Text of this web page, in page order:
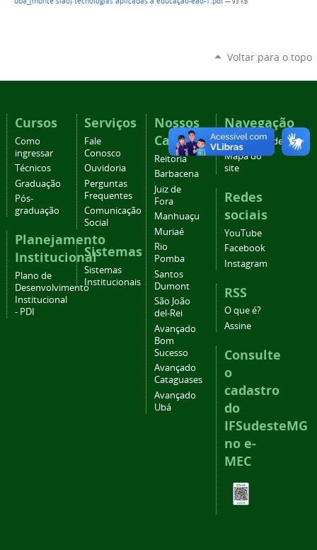
Voltar para o topo
Cursos
Como
ingressar
Técnicos
Graduação
Pós-
graduação
Planejamento
Institucional
Plano de
Desenvolvimento
Institucional
- PDI
Serviços
Fale
Conosco
Ouvidoria
Perguntas
Frequentes
Comunicação
Social
Sistemas
Sistemas
Institucionais
Nossos
Campi
Reitoria
Barbacena
Juiz de
Fora
Manhuaçu
Muriaé
Rio
Pomba
Santos
Dumont
São João
del-Rei
Avançado
Bom
Sucesso
Avançado
Cataguases
Avançado
Ubá
Navegação
Acessibilidade
Mapa do
site
Redes
sociais
YouTube
Facebook
Instagram
RSS
O que é?
Assine
Consulte
o
cadastro
do
IFSudesteMG
no e-
MEC